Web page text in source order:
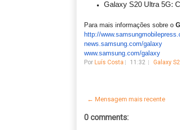
Galaxy S20 Ultra 5G:
Para mais informações sobre o
http://www.samsungmobilepress.
news.samsung.com/galaxy
www.samsung.com/galaxy
Por Luís Costa 11:32 Galaxy
← Mensagem mais recente
0 comments: